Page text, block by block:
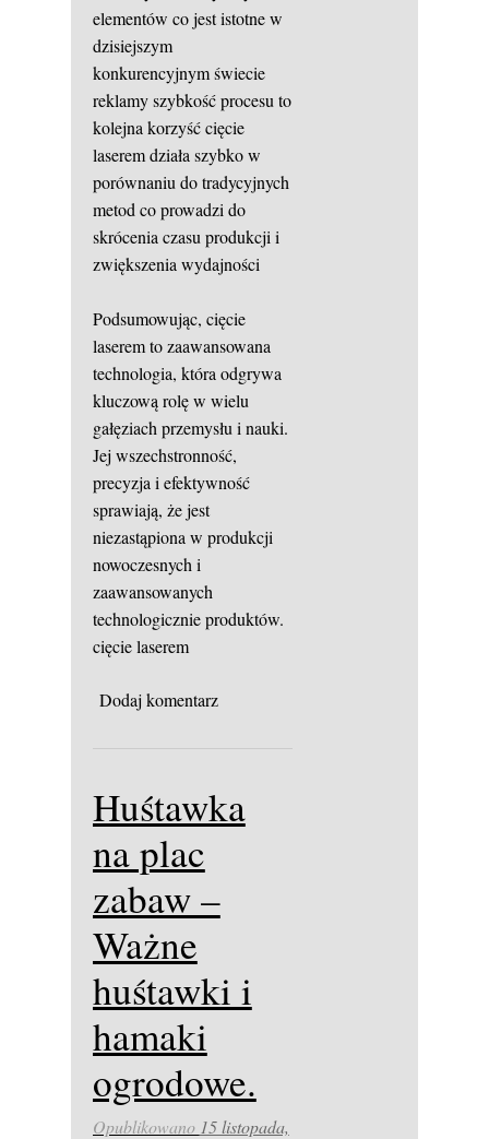
elementów co jest istotne w
dzisiejszym
konkurencyjnym świecie
reklamy szybkość procesu to
kolejna korzyść cięcie
laserem działa szybko w
porównaniu do tradycyjnych
metod co prowadzi do
skrócenia czasu produkcji i
zwiększenia wydajności
Podsumowując, cięcie
laserem to zaawansowana
technologia, która odgrywa
kluczową rolę w wielu
gałęziach przemysłu i nauki.
Jej wszechstronność,
precyzja i efektywność
sprawiają, że jest
niezastąpiona w produkcji
nowoczesnych i
zaawansowanych
technologicznie produktów.
cięcie laserem
Dodaj komentarz
Huśtawka
na plac
zabaw –
Ważne
huśtawki i
hamaki
ogrodowe.
Opublikowano 15 listopada,